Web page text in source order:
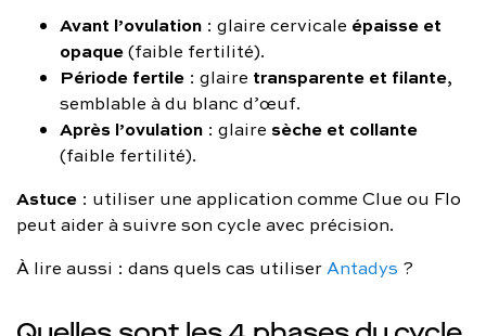
Avant l’ovulation : glaire cervicale épaisse et
opaque(faible fertilité).
Période fertile : glaire transparente et filante,
semblable à du blanc d’œuf.
Après l’ovulation : glaire sèche et collante
(faible fertilité).
Astuce : utiliser une application comme Clue ou Flo
peut aider à suivre son cycle avec précision.
À lire aussi : dans quels cas utiliserAntadys ?